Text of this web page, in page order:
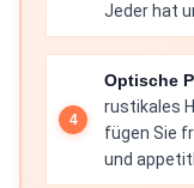
Jeder hat
Optische
rustikales
fügen Sie
und